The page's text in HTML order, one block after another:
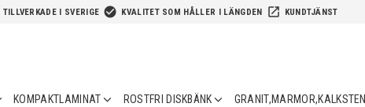
TILLVERKADE I SVERIGE check_circle KVALITET SOM HÅLLER I LÄNGDEN launch KUNDTJÄNST
KOMPAKTLAMINAT ROSTFRI DISKBÄNK GRANIT,MARMOR,KALKSTEN